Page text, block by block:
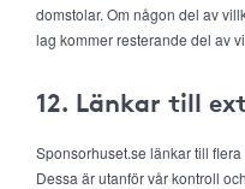
domstolar. Om någon del av
lag kommer resterande del av
12. Länkar till
Sponsorhuset.se länkar till
Dessa är utanför vår kontroll